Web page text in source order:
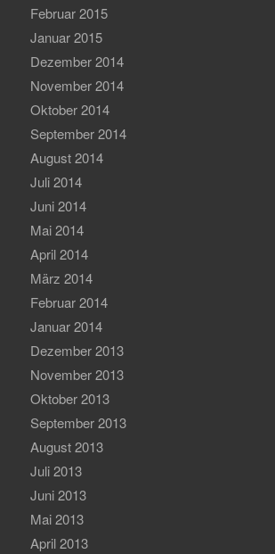
Februar 2015
Januar 2015
Dezember 2014
November 2014
Oktober 2014
September 2014
August 2014
Juli 2014
Juni 2014
Mai 2014
April 2014
März 2014
Februar 2014
Januar 2014
Dezember 2013
November 2013
Oktober 2013
September 2013
August 2013
Juli 2013
Juni 2013
Mai 2013
April 2013